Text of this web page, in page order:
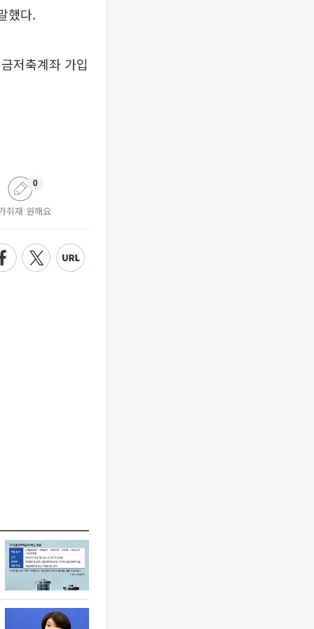
했다.
저축계좌 가입
취재 원해요
0